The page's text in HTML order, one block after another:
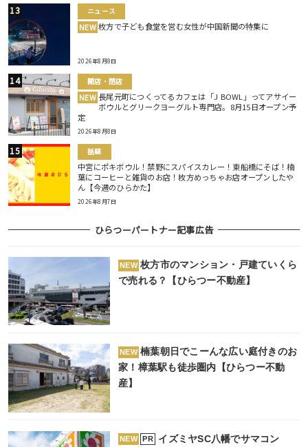
ニュース
NEW 枚方で子ども食堂を営む女性が中国新聞の特集に
2026年8月8日
開店・閉店
NEW 長尾元町につくってるカフェは「J BOWL」ってアサイー
ボウルとグリークヨーグルト専門店。8月15日オープン予
定
2026年8月8日
話題
中宮にポキボウル！禁野にスパイスカレー！東船橋にそば！楠
葉にコーヒーと雑貨のお店！枚方めっちゃお店オープンしたや
ん【今週のひらかた】
2026年8月7日
ひらつーパートナー記事広告
NEW 枚方市のマンション・戸建ていくら
で売れる？【ひらつー不動産】
NEW 楠葉朝日でこーんな広い庭付きのお
家！樟葉駅も徒歩圏内【ひらつー不動
産】
NEW PR イズミヤSC八幡でサマコン